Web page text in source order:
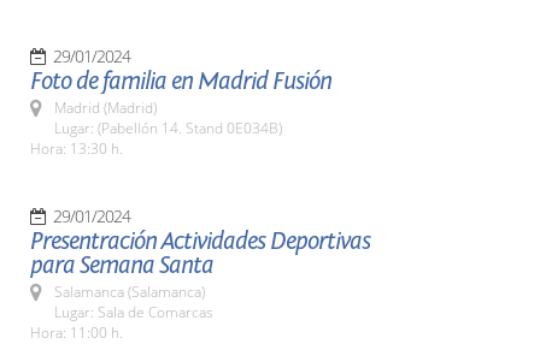
29/01/2024
Foto de familia en Madrid Fusión
Madrid (Madrid)
Lugar: (Pabellón 14. Stand 0E034B)
Hora: 13:30 h.
29/01/2024
Presentración Actividades Deportivas
para Semana Santa
Salamanca (Salamanca)
Lugar: Sala de Comarcas
Hora: 11:00 h.